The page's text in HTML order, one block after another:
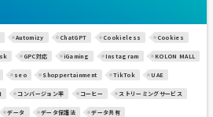
Automizy ChatGPT Cookieless Cookies
GPC対応 iGaming Instagram KOLON MALL
seo Shoppertainment TikTok UAE
コンバージョン率 コーヒー ストリーミングサービス
データ データ保護法 データ共有